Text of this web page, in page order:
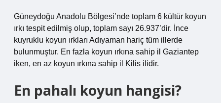
Güneydoğu Anadolu Bölgesi’nde toplam 6 kültür koyun
ırkı tespit edilmiş olup, toplam sayı 26.937’dir. İnce
kuyruklu koyun ırkları Adıyaman hariç tüm illerde
bulunmuştur. En fazla koyun ırkına sahip il Gaziantep
iken, en az koyun ırkına sahip il Kilis ilidir.
En pahalı koyun hangisi?